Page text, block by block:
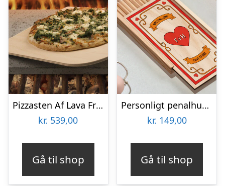
Pizzasten Af Lava Fra Etna
kr. 539,00
Gå til shop
Personligt penalhus med Retrodesign
kr. 149,00
Gå til shop